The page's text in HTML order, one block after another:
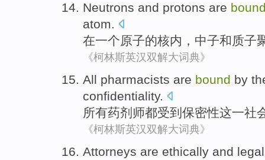
Neutrons and protons are
atom.
在一个原子的核内 ， 中子和 质子
《柯林斯英汉双解大词典》
All pharmacists are bound by
confidentiality.
所有药剂师都受到保密性这一社
《柯林斯英汉双解大词典》
Attorneys are ethically and